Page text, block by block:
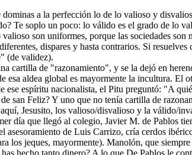
dominas a la perfección lo de lo valioso y
Te soplo un poco: lo válido es el grado de lo
son uniformes, porque las sociedades son
dispares y hasta contrarios. Si resuelves
(de validez).
cartilla de "razonamiento", y se la dejó en
esa aldea global es mayormente la incultura. El
ese espíritu nacionalista, el Pitu preguntó: "A
san Feliz? Y uno que no tenía cartilla de
Jesusito, los valioso/disvalioso y la válido/
día que llegó al colegio, Javier M. de Pablos
asesoramiento de Luis Carrizo, cría cerdos
los jeques, mayormente). Manolón, que
hecho tanto dinero? A lo que De Pablos le